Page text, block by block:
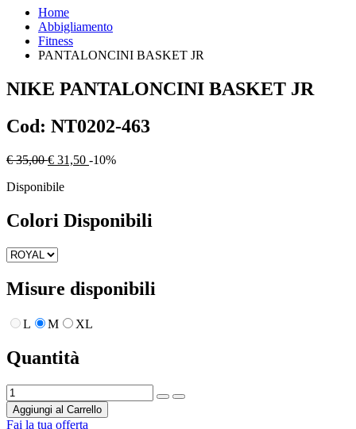
Home
Abbigliamento
Fitness
PANTALONCINI BASKET JR
NIKE PANTALONCINI BASKET JR
Cod: NT0202-463
€ 35,00 € 31,50 -10%
Disponibile
Colori Disponibili
Misure disponibili
L M XL
Quantità
Aggiungi al Carrello
Fai la tua offerta